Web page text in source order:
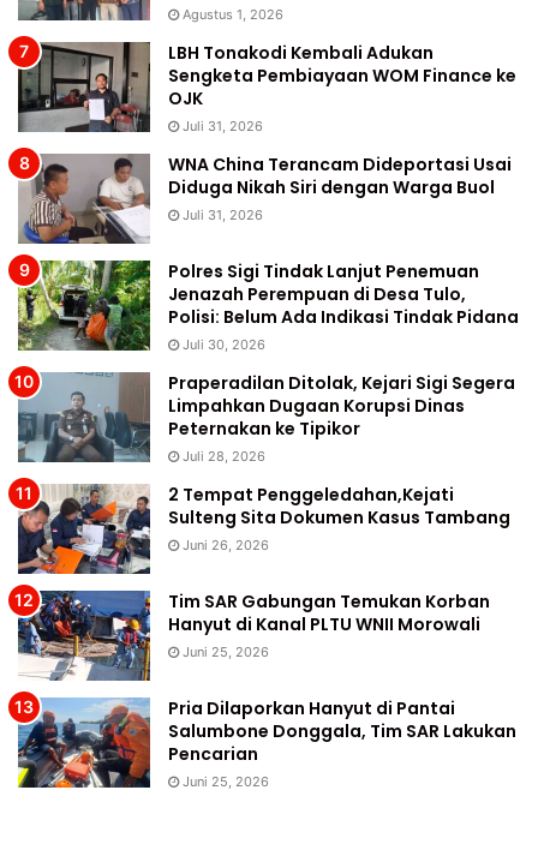
Agustus 1, 2026
LBH Tonakodi Kembali Adukan
Sengketa Pembiayaan WOM Finance ke
OJK
Juli 31, 2026
WNA China Terancam Dideportasi Usai
Diduga Nikah Siri dengan Warga Buol
Juli 31, 2026
Polres Sigi Tindak Lanjut Penemuan
Jenazah Perempuan di Desa Tulo,
Polisi: Belum Ada Indikasi Tindak Pidana
Juli 30, 2026
Praperadilan Ditolak, Kejari Sigi Segera
Limpahkan Dugaan Korupsi Dinas
Peternakan ke Tipikor
Juli 28, 2026
2 Tempat Penggeledahan,Kejati
Sulteng Sita Dokumen Kasus Tambang
Juni 26, 2026
Tim SAR Gabungan Temukan Korban
Hanyut di Kanal PLTU WNII Morowali
Juni 25, 2026
Pria Dilaporkan Hanyut di Pantai
Salumbone Donggala, Tim SAR Lakukan
Pencarian
Juni 25, 2026